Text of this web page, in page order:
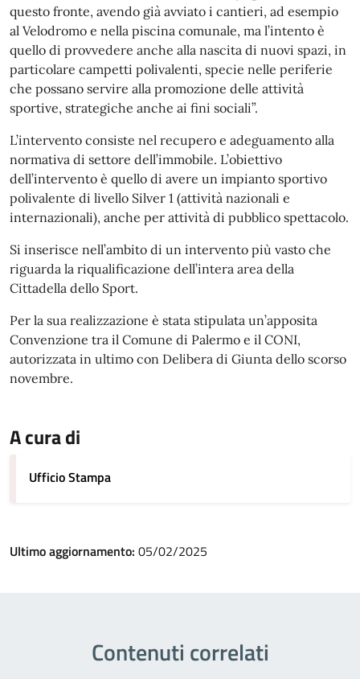
questo fronte, avendo già avviato i cantieri, ad esempio
al Velodromo e nella piscina comunale, ma l’intento è
quello di provvedere anche alla nascita di nuovi spazi, in
particolare campetti polivalenti, specie nelle periferie
che possano servire alla promozione delle attività
sportive, strategiche anche ai fini sociali”.
L’intervento consiste nel recupero e adeguamento alla
normativa di settore dell’immobile. L’obiettivo
dell’intervento è quello di avere un impianto sportivo
polivalente di livello Silver 1 (attività nazionali e
internazionali), anche per attività di pubblico spettacolo.
Si inserisce nell’ambito di un intervento più vasto che
riguarda la riqualificazione dell’intera area della
Cittadella dello Sport.
Per la sua realizzazione è stata stipulata un’apposita
Convenzione tra il Comune di Palermo e il CONI,
autorizzata in ultimo con Delibera di Giunta dello scorso
novembre.
A cura di
Ufficio Stampa
Ultimo aggiornamento: 05/02/2025
Contenuti correlati